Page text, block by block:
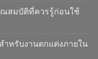
ณสมบัติที่ควรรู้ก่อนใช้
ำหรับงานตกแต่งภายใน